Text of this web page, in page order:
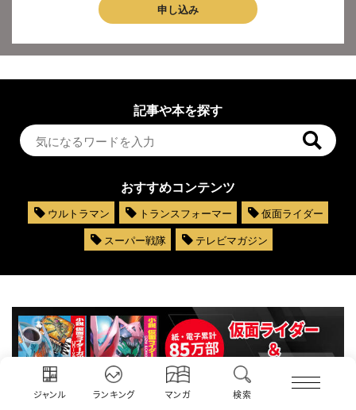
ジャンル ランキング マンガ 検索
申し込み
記事や本を探す
おすすめコンテンツ
ウルトラマン トランスフォーマー
仮面ライダー
スーパー戦隊
テレビマガジン